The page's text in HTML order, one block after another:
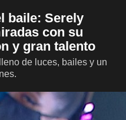
baile: Serely
con su
y gran talento
de luces, bailes y un